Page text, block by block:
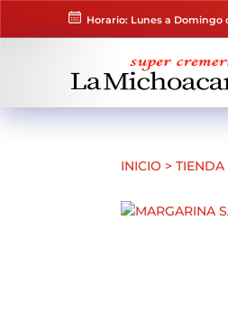
Horario: Lunes a Domingo
INICIO >TIENDA